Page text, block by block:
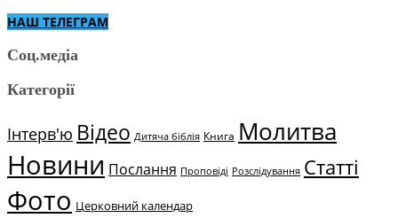
НАШ ТЕЛЕГРАМ
Соц.медіа
Категорії
Інтерв'ю Відео Дитяча біблія Книга Молитва
Новини Послання Проповіді Розслідування Статті
Фото Церковний календар